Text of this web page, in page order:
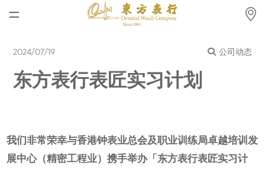
最新消息
腕表资讯
劳力士
劳力士中古表认证
2024/07/19 公司动态
东方表行表匠实习计划
我们非常荣幸与香港钟表业总会及职业训练局卓越培训发
展中心（精密工程业）携手举办「东方表行表匠实习计